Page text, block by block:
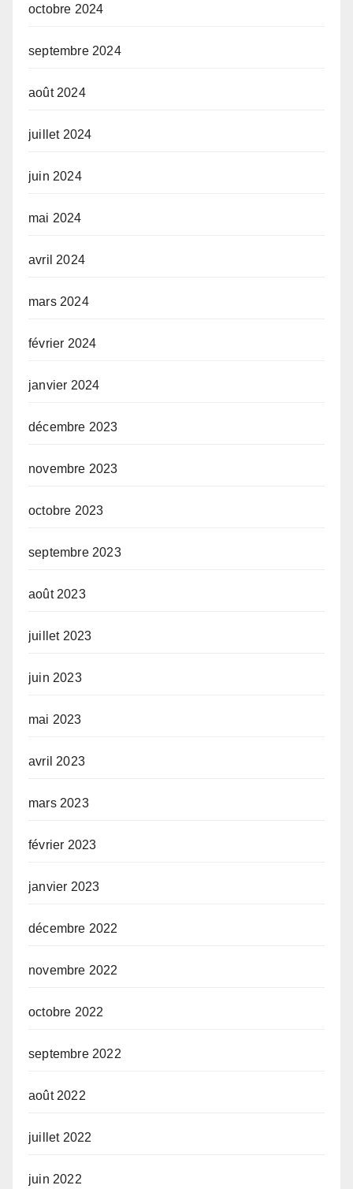
octobre 2024
septembre 2024
août 2024
juillet 2024
juin 2024
mai 2024
avril 2024
mars 2024
février 2024
janvier 2024
décembre 2023
novembre 2023
octobre 2023
septembre 2023
août 2023
juillet 2023
juin 2023
mai 2023
avril 2023
mars 2023
février 2023
janvier 2023
décembre 2022
novembre 2022
octobre 2022
septembre 2022
août 2022
juillet 2022
juin 2022